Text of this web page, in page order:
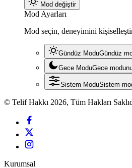
Mod değiştir
Mod Ayarları
Mod seçin, deneyimini
Gündüz ModuGündüz
Gece ModuGece
Sistem ModuSistem
© Telif Hakkı 2026, Tüm Hakları
Kurumsal